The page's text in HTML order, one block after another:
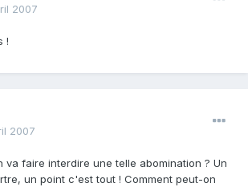
2007
!
2007
faire interdire une telle abomination ? Un
un point c'est tout ! Comment peut-on